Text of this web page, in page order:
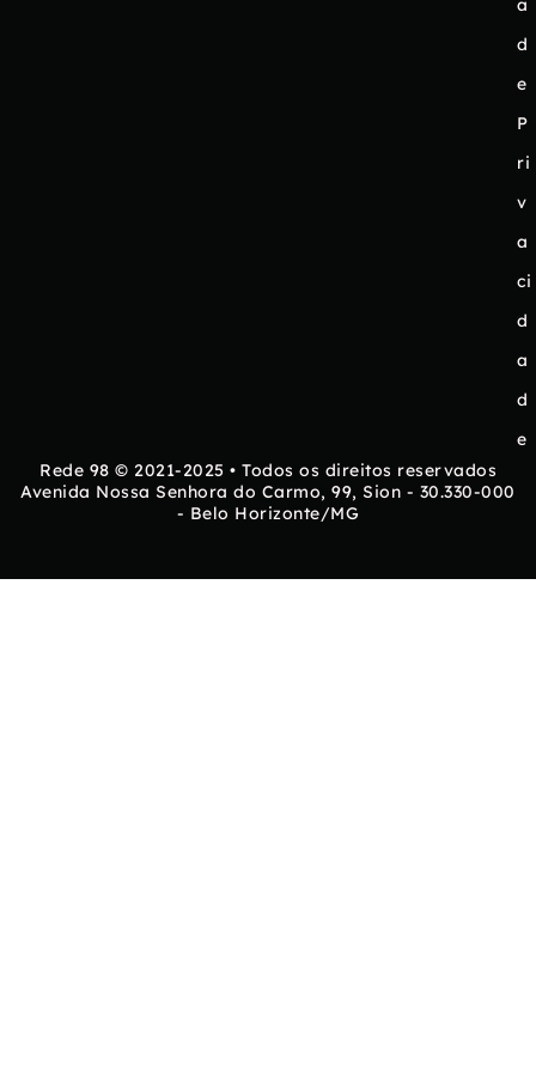
a
d
e
P
ri
v
a
ci
d
a
d
e
Rede 98 © 2021-2025 • Todos os direitos reservados
Avenida Nossa Senhora do Carmo, 99, Sion - 30.330-000
- Belo Horizonte/MG